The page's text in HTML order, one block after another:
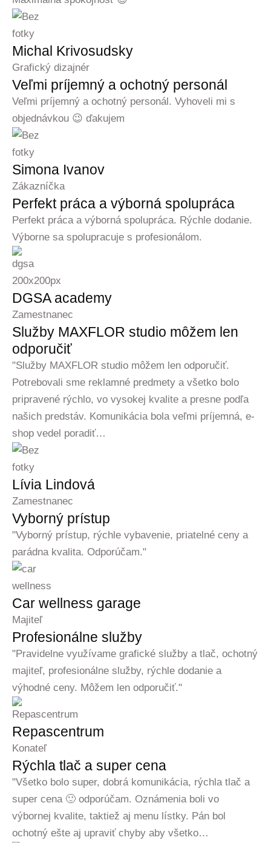
Michal Krivosudsky
Grafický dizajnér
Veľmi príjemný a ochotný personál
Veľmi príjemný a ochotný personál. Vyhoveli mi s
objednávkou 😉 ďakujem
Simona Ivanov
Zákazníčka
Perfekt práca a výborná spolupráca
Perfekt práca a výborná spolupráca. Rýchle dodanie.
Výborne sa spolupracuje s profesionálom.
DGSA academy
Zamestnanec
Služby MAXFLOR studio môžem len
odporučiť
"Služby MAXFLOR studio môžem len odporučiť.
Potrebovali sme reklamné predmety a všetko bolo
pripravené rýchlo, vo vysokej kvalite a presne podľa
našich predstáv. Komunikácia bola veľmi príjemná, e-
shop vedel poradiť…
Lívia Lindová
Zamestnanec
Vyborný prístup
"Vyborný prístup, rýchle vybavenie, priatelné ceny a
parádna kvalita. Odporúčam."
Car wellness garage
Majiteľ
Profesionálne služby
"Pravidelne využívame grafické služby a tlač, ochotný
majiteľ, profesionálne služby, rýchle dodanie a
výhodné ceny. Môžem len odporučiť."
Repascentrum
Konateľ
Rýchla tlač a super cena
"Všetko bolo super, dobrá komunikácia, rýchla tlač a
super cena 🙂 odporúčam. Oznámenia boli vo
výbornej kvalite, taktiež aj menu lístky. Pán bol
ochotný ešte aj upraviť chyby aby všetko…